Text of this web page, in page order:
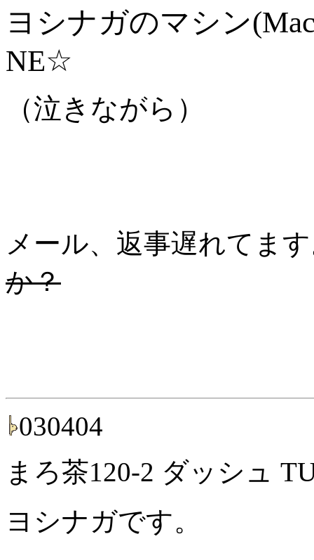
ヨシナガのマシン
NE☆
（泣きながら）
メール、返事遅れてま
か？
030404
まろ茶120-2 ダッシュ
ヨシナガです。